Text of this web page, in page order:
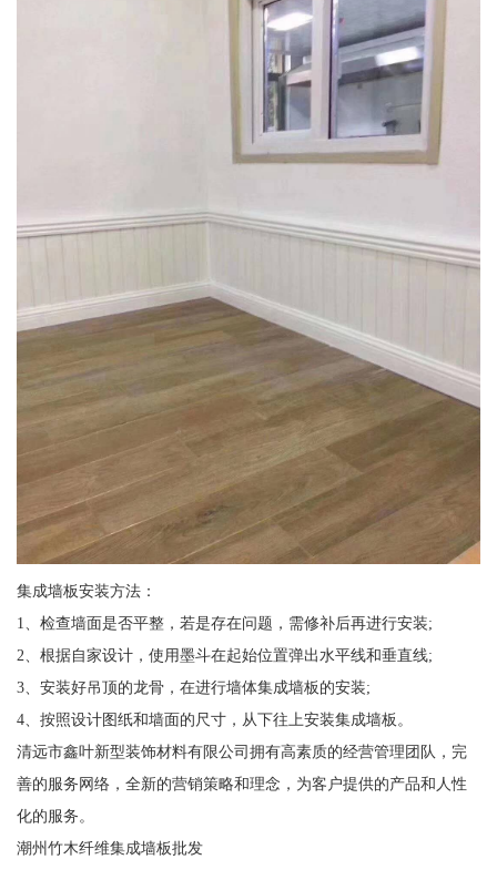
集成墙板安装方法：
1、检查墙面是否平整，若是存在问题，需修补后再进行安装;
2、根据自家设计，使用墨斗在起始位置弹出水平线和垂直线;
3、安装好吊顶的龙骨，在进行墙体集成墙板的安装;
4、按照设计图纸和墙面的尺寸，从下往上安装集成墙板。
清远市鑫叶新型装饰材料有限公司拥有高素质的经营管理团队，完
善的服务网络，全新的营销策略和理念，为客户提供的产品和人性
化的服务。
潮州竹木纤维集成墙板批发